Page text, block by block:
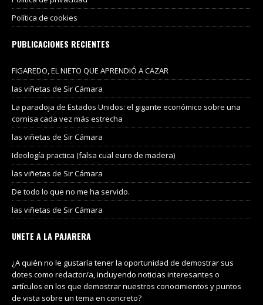
Política de cookies
PUBLICACIONES RECIENTES
FIGAREDO, EL NIETO QUE APRENDIÓ A CAZAR
las viñetas de Sir Cámara
La paradoja de Estados Unidos: el gigante económico sobre una
cornisa cada vez más estrecha
las viñetas de Sir Cámara
Ideología practica (falsa cual euro de madera)
las viñetas de Sir Cámara
De todo lo que no me ha servido.
las viñetas de Sir Cámara
UNETE A LA PAJARERA
¿A quién no le gustaría tener la oportunidad de demostrar sus
dotes como redactor/a, incluyendo noticias interesantes o
artículos en los que demostrar nuestros conocimientos y puntos
de vista sobre un tema en concreto?